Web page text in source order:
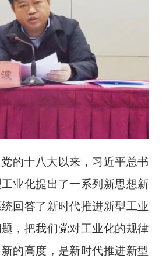
的十八大以来，习近平总书
业化提出了一系列新思想新
回答了新时代推进新型工业
，把我们党对工业化的规律
的高度，是新时代推进新型